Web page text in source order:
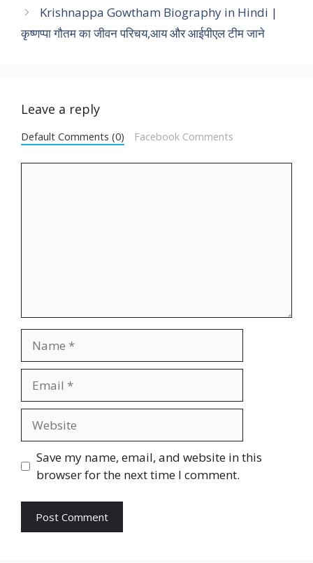
Krishnappa Gowtham Biography in Hindi |
कृष्णप्पा गौतम का जीवन परिचय,आय और आईपीएल टीम जाने
Leave a reply
Default Comments (0) Facebook Comments
Save my name, email, and website in this
browser for the next time I comment.